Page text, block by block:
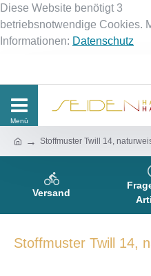
Diese Website benötigt 3
betriebsnotwendige Cookies.
Informationen: Datenschutz
Stoffmuster Twill 14,
Versand
Stoffmuster Twill 14,